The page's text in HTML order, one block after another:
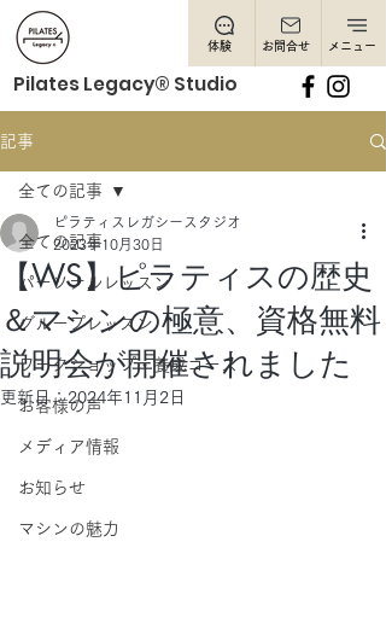
体験 お問合せ メニュー
Pilates Legacy® Studio
記事
全ての記事
パーソナルレッスン
グループレッスン
ワークショップ・養成コース
お客様の声
メディア情報
お知らせ
マシンの魅力
全ての記事
【WS】ピラティスの歴史
＆マシンの極意、資格無料
説明会が開催されました
ピラティスレガシースタジオ
2023年10月30日
更新日：2024年11月2日